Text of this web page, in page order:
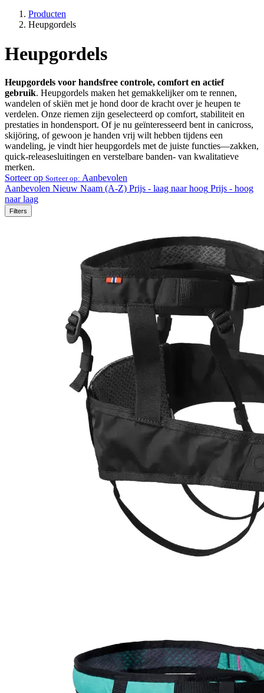
Producten
Heupgordels
Heupgordels
Heupgordels voor handsfree controle, comfort en actief
gebruik. Heupgordels maken het gemakkelijker om te rennen,
wandelen of skiën met je hond door de kracht over je heupen te
verdelen. Onze riemen zijn geselecteerd op comfort, stabiliteit en
prestaties in hondensport. Of je nu geïnteresseerd bent in canicross,
skijöring, of gewoon je handen vrij wilt hebben tijdens een
wandeling, je vindt hier heupgordels met de juiste functies—zakken,
quick-releasesluitingen en verstelbare banden- van kwalitatieve
merken.
Sorteer op Sorteer op: Aanbevolen
Aanbevolen Nieuw Naam (A-Z) Prijs - laag naar hoog Prijs - hoog
naar laag
Filters